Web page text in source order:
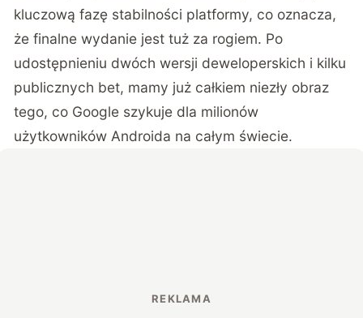
kluczową fazę stabilności platformy, co oznacza,
że finalne wydanie jest tuż za rogiem. Po
udostępnieniu dwóch wersji deweloperskich i kilku
publicznych bet, mamy już całkiem niezły obraz
tego, co Google szykuje dla milionów
użytkowników Androida na całym świecie.